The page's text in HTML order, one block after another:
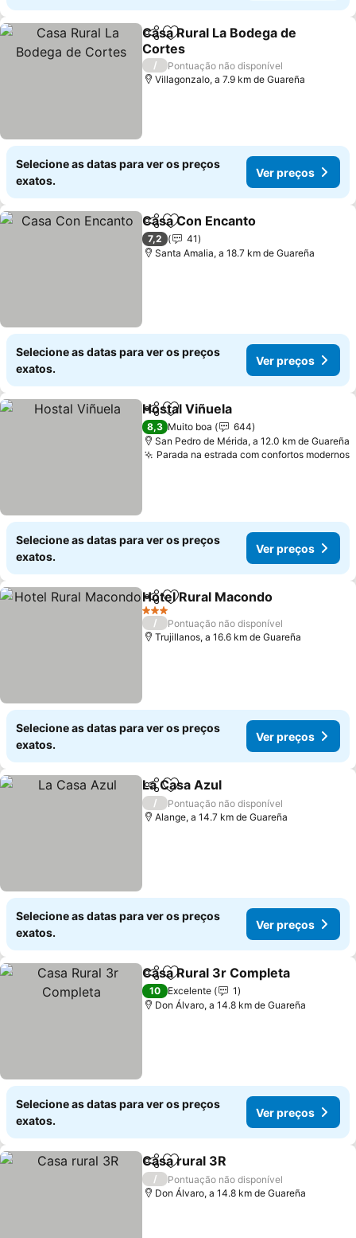
PartilharAdicionar aos favoritos
Casa Rural La Bodega de
Cortes
Ver preços
/
Pontuação não disponível
Villagonzalo, a 7.9 km de Guareña
Selecione as datas para ver os preços
exatos.
Ver preços
PartilharAdicionar aos favoritos
Casa Con Encanto
7,2
41
Santa Amalia, a 18.7 km de Guareña
Selecione as datas para ver os preços
exatos.
Ver preços
PartilharAdicionar aos favoritos
Hostal Viñuela
8,3 Muito boa
644
San Pedro de Mérida, a 12.0 km de Guareña
Parada na estrada com confortos modernos
Selecione as datas para ver os preços
exatos.
Ver preços
PartilharAdicionar aos favoritos
Hotel Rural Macondo
3 Estrelas
/
Pontuação não disponível
Trujillanos, a 16.6 km de Guareña
Selecione as datas para ver os preços
exatos.
Ver preços
PartilharAdicionar aos favoritos
La Casa Azul
/
Pontuação não disponível
Alange, a 14.7 km de Guareña
Selecione as datas para ver os preços
exatos.
Ver preços
PartilharAdicionar aos favoritos
Casa Rural 3r Completa
10 Excelente
1
Don Álvaro, a 14.8 km de Guareña
Selecione as datas para ver os preços
exatos.
Ver preços
PartilharAdicionar aos favoritos
Casa rural 3R
/
Pontuação não disponível
Don Álvaro, a 14.8 km de Guareña